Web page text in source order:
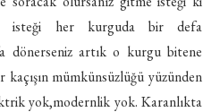
isteği her kur­guda bir defa
dönerseniz artık o kurgu bitene
kaçışın mümkünsüzlüğü yüzünden
yok,modernlik yok. Karanlıkta